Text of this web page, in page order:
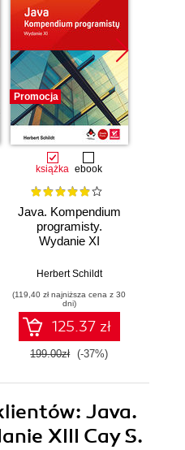
Promocja
książka ebook
Java. Kompendium
programisty.
Wydanie XI
Herbert Schildt
(119,40 zł najniższa cena z 30
dni)
125.37 zł
199.00zł (-37%)
Java.
XIII Cay S.